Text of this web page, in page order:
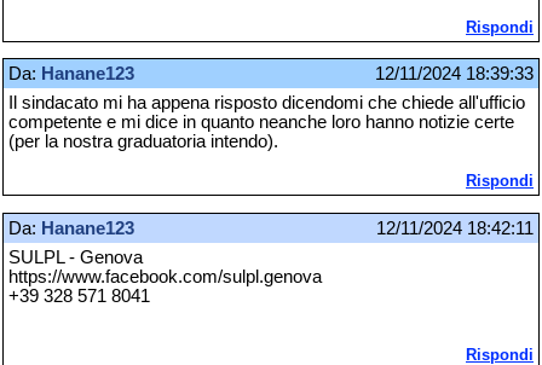
Rispondi
Da: Hanane123
12/11/2024 18:39:33
Il sindacato mi ha appena risposto dicendomi che chiede all'ufficio
competente e mi dice in quanto neanche loro hanno notizie certe
(per la nostra graduatoria intendo).
Rispondi
Da: Hanane123
12/11/2024 18:42:11
SULPL - Genova
https://www.facebook.com/sulpl.genova
+39 328 571 8041
Rispondi